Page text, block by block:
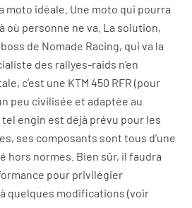
moto idéale. Une moto qui pourra
où personne ne va. La solution,
de Nomade Racing, qui va la
des rallyes-raids n’en
c’est une KTM 450 RFR (pour
peu civilisée et adaptée au
tel engin est déjà prévu pour les
ses composants sont tous d’une
hors normes. Bien sûr, il faudra
pour privilégier
quelques modifications (voir